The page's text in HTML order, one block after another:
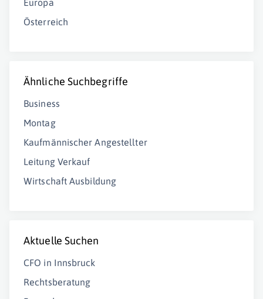
Europa
Österreich
Ähnliche Suchbegriffe
Business
Montag
Kaufmännischer Angestellter
Leitung Verkauf
Wirtschaft Ausbildung
Aktuelle Suchen
CFO in Innsbruck
Rechtsberatung